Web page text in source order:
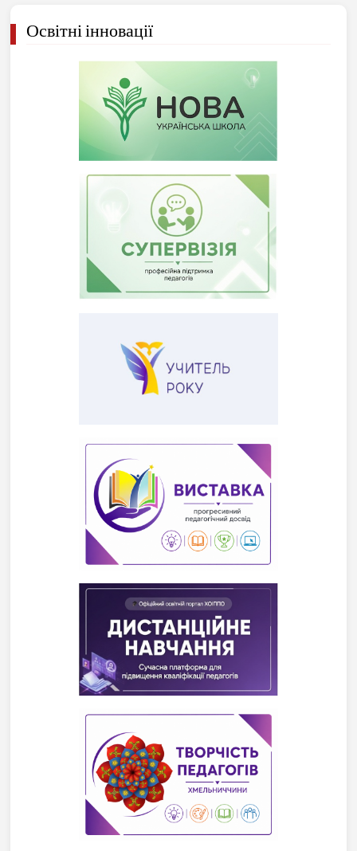
Освітні інновації